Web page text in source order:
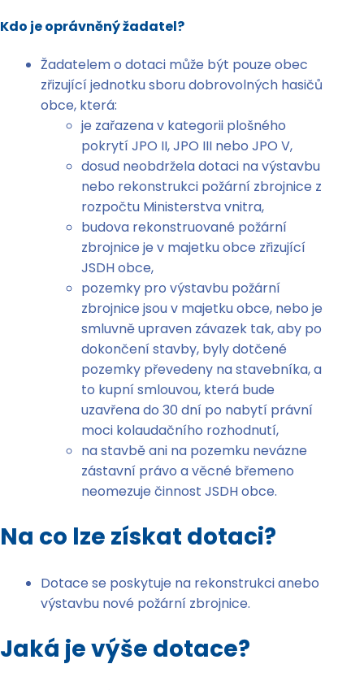
Kdo je oprávněný žadatel?
Žadatelem o dotaci může být pouze obec
zřizující jednotku sboru dobrovolných hasičů
obce, která:
je zařazena v kategorii plošného
pokrytí JPO II, JPO III nebo JPO V,
dosud neobdržela dotaci na výstavbu
nebo rekonstrukci požární zbrojnice z
rozpočtu Ministerstva vnitra,
budova rekonstruované požární
zbrojnice je v majetku obce zřizující
JSDH obce,
pozemky pro výstavbu požární
zbrojnice jsou v majetku obce, nebo je
smluvně upraven závazek tak, aby po
dokončení stavby, byly dotčené
pozemky převedeny na stavebníka, a
to kupní smlouvou, která bude
uzavřena do 30 dní po nabytí právní
moci kolaudačního rozhodnutí,
na stavbě ani na pozemku nevázne
zástavní právo a věcné břemeno
neomezuje činnost JSDH obce.
Na co lze získat dotaci?
Dotace se poskytuje na rekonstrukci anebo
výstavbu nové požární zbrojnice.
Jaká je výše dotace?